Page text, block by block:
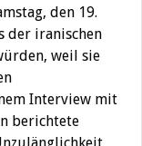
den 19.
der iranischen
weil sie
Interview mit
berichtete